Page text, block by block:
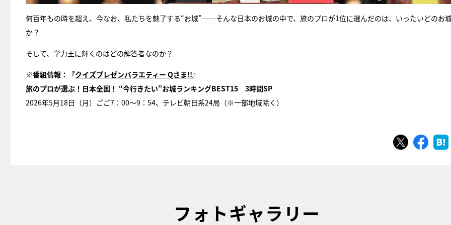
何百年もの時を超え、今なお、私たちを魅了する“お城”――そんな日本のお城の中で、旅のプロが1位に選んだのは、いったいどのお
か？
そして、学力王に輝くのはどの解答者なのか？
※番組情報：『クイズプレゼンバラエティー Qさま!!』
旅のプロが選ぶ！日本全国！ “今行きたい”お城ランキングBEST15 3時間SP
2026年5月18日（月）ごご7：00～9：54、テレビ朝日系24局（※一部地域除く）
ツイートシェア
フォトギャラリー